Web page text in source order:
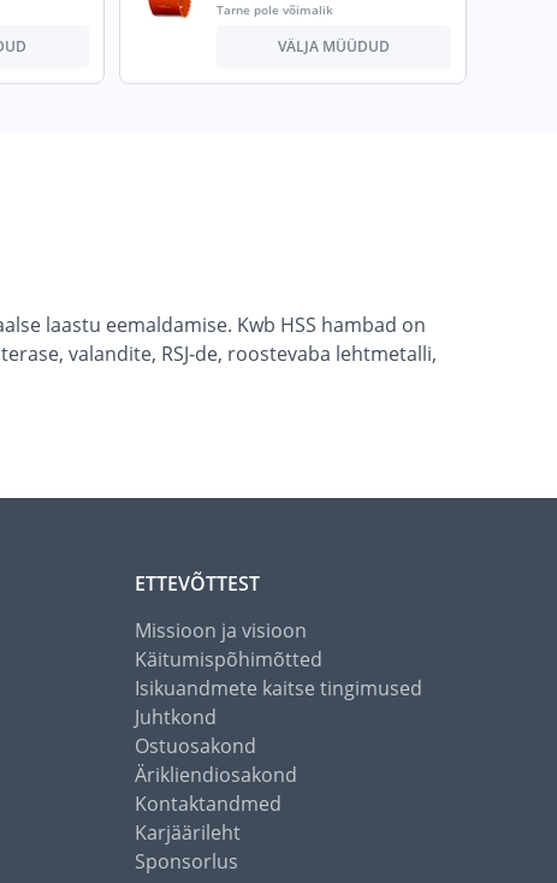
Tarne pole võimalik
VÄLJA MÜÜDUD
laastu eemaldamise. Kwb HSS hambad on
valandite, RSJ-de, roostevaba lehtmetalli,
ETTEVÕTTEST
Missioon ja visioon
Käitumispõhimõtted
Isikuandmete kaitse tingimused
Juhtkond
Ostuosakond
Ärikliendiosakond
Kontaktandmed
Karjäärileht
Sponsorlus